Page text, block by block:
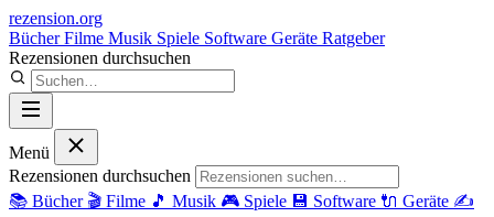
rezension.org
BücherFilme Musik Spiele Software Geräte Ratgeber
Rezensionen durchsuchen
Menü
Rezensionen durchsuchen
📚 Bücher 🎬 Filme 🎵 Musik 🎮 Spiele 💾 Software 🔌 Geräte ✍️